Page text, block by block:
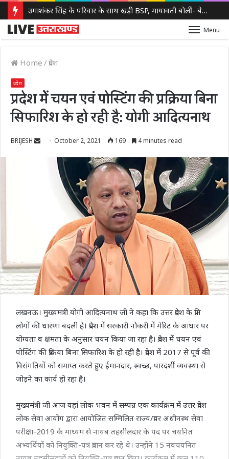
उमाशंकर सिंह के परिवार के साथ खड़ी BSP, मायावती बोलीं- बेटे को देंगे आगे बढ़ने का मौका
Menu
Home /प्रदेश
प्रदेश
प्रदेश मेें चयन एवं पोस्टिंग की प्रक्रिया बिना
सिफारिश के हो रही है: योगी आदित्यनाथ
BRIJESH
SendOctober 2, 2021 169 4 minutes read
लखनऊ। मुख्यमंत्री योगी आदित्यनाथ जी ने कहा कि उत्तर प्रदेश के प्रति
लोगों की धारणा बदली है। प्रदेश में सरकारी नौकरी में मेरिट के आधार पर
योग्यता व क्षमता के अनुसार चयन किया जा रहा है। प्रदेश मेें चयन एवं
पोस्टिंग की प्रक्रिया बिना सिफारिश के हो रही है। प्रदेश में 2017 से पूर्व की
विसंगतियों को समाप्त करते हुए ईमानदार, स्वच्छ, पारदर्शी व्यवस्था से
जोड़ने का कार्य हो रहा है।
मुख्यमंत्री जी आज यहां लोक भवन में सम्पन्न एक कार्यक्रम में उत्तर प्रदेश
लोक सेवा आयोग द्वारा आयोजित सम्मिलित राज्य/प्रवर अधीनस्थ सेवा
परीक्षा-2019 के माध्यम से नायब तहसीलदार के पद पर चयनित
अभ्यर्थियों को नियुक्ति-पत्र प्रदान कर रहे थे। उन्होंने 15 नवचयनित